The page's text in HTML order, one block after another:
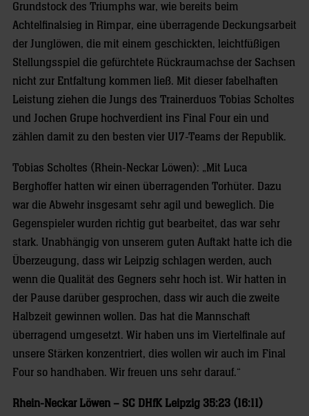
Grundstock des Triumphs war, wie bereits beim
Achtelfinalsieg in Rimpar, eine überragende Deckungsarbeit
der Junglöwen, die mit einem geschickten, leichtfüßigen
Stellungsspiel die gefürchtete Rückraumachse der Sachsen
nicht zur Entfaltung kommen ließ. Mit dieser fabelhaften
Leistung ziehen die Jungs des Trainerduos Tobias Scholtes
und Jochen Grupe hochverdient ins Final Four ein und
zählen damit zu den besten vier U17-Teams der Republik.
Tobias Scholtes (Rhein-Neckar Löwen): „Mit Luca
Berghoffer hatten wir einen überragenden Torhüter. Dazu
war die Abwehr insgesamt sehr agil und beweglich. Die
Gegenspieler wurden richtig gut bearbeitet, das war sehr
stark. Unabhängig von unserem guten Auftakt hatte ich die
Überzeugung, dass wir Leipzig schlagen werden, auch
wenn die Qualität des Gegners sehr hoch ist. Wir hatten in
der Pause darüber gesprochen, dass wir auch die zweite
Halbzeit gewinnen wollen. Das hat die Mannschaft
überragend umgesetzt. Wir haben uns im Viertelfinale auf
unsere Stärken konzentriert, dies wollen wir auch im Final
Four so handhaben. Wir freuen uns sehr darauf.“
Rhein-Neckar Löwen – SC DHfK Leipzig 35:23 (16:11)